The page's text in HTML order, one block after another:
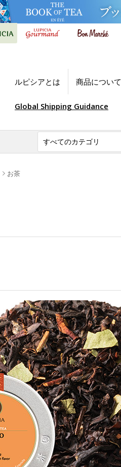
ルピシアとは 商品について
Global Shipping Guidance
お茶